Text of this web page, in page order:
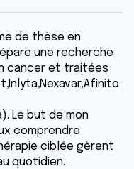
de thèse en
une recherche
cancer et traitées
Le but de mon
comprendre
ciblée gèrent
quotidien.